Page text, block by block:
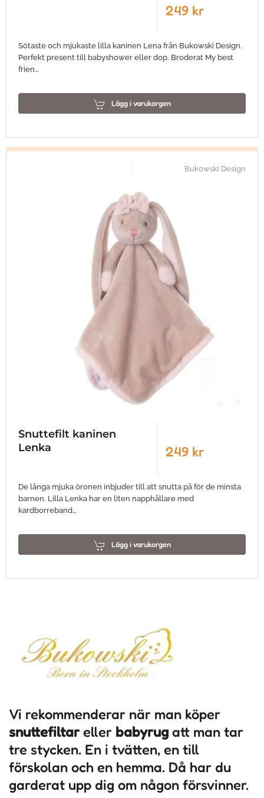
249 kr
Sötaste och mjukaste lilla kaninen Lena från Bukowski Design.
Perfekt present till babyshower eller dop. Broderat My best
frien…
Lägg i varukorgen
Bukowski Design
Snuttefilt kaninen
Lenka
249 kr
De långa mjuka öronen inbjuder till att snutta på för de minsta
barnen. Lilla Lenka har en liten napphållare med
kardborreband…
Lägg i varukorgen
Vi rekommenderar när man köper
snuttefiltareller babyrug att man tar
tre stycken. En i tvätten, en till
förskolan och en hemma. Då har du
garderat upp dig om någon försvinner.